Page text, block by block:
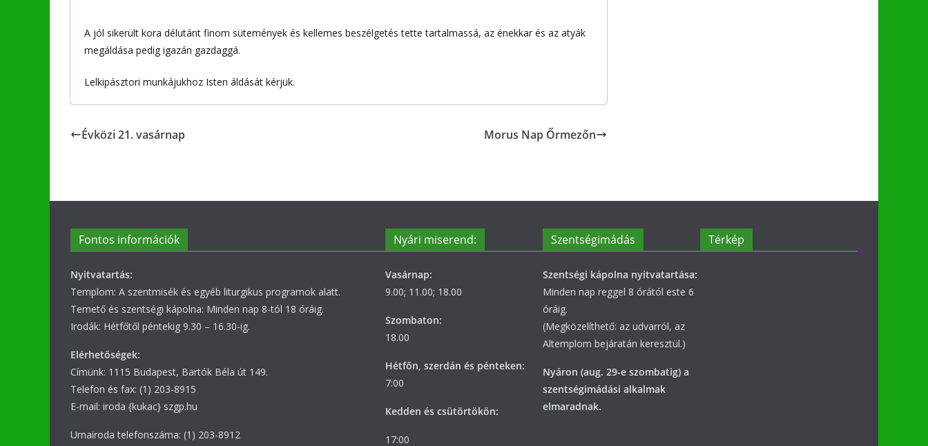
A jól sikerült kora délutánt finom sütemények és kellemes beszélgetés tette tartalmassá, az énekkar és az atyák
megáldása pedig igazán gazdaggá.
Lelkipásztori munkájukhoz Isten áldását kérjük.
Évközi 21. vasárnap Morus Nap Őrmezőn
Fontos információk
Nyitvatartás:
Templom: A szentmisék és egyéb liturgikus programok alatt.
Temető és szentségi kápolna: Minden nap 8-tól 18 óráig.
Irodák: Hétfőtől péntekig 9.30 – 16.30-ig.
Elérhetőségek:
Címünk: 1115 Budapest, Bartók Béla út 149.
Telefon és fax: (1) 203-8915
E-mail: iroda {kukac} szgp.hu
Urnairoda telefonszáma: (1) 203-8912
Nyári miserend:
Vasárnap:
9.00; 11.00; 18.00
Szombaton:
18.00
Hétfőn, szerdán és pénteken:
7:00
Kedden és csütörtökön:
17:00
Szentségimádás
Szentségi kápolna nyitvatartása:
Minden nap reggel 8 órától este 6
óráig.
(Megközelíthető: az udvarról, az
Altemplom bejáratán keresztül.)
Nyáron (aug. 29-e szombatig) a
szentségimádási alkalmak
elmaradnak.
Térkép